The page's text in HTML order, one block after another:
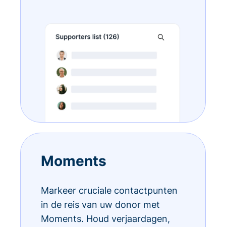
Moments
Markeer cruciale contactpunten
in de reis van uw donor met
Moments. Houd verjaardagen,